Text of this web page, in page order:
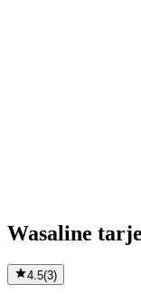
Wasaline
4.5(3)